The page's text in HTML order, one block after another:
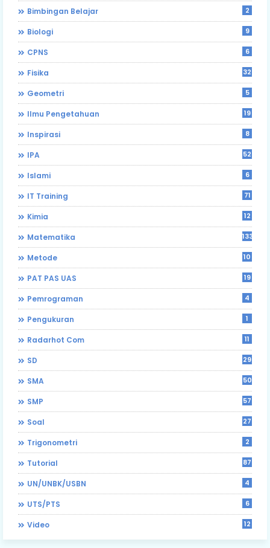
Bimbingan Belajar 2
Biologi 9
CPNS 6
Fisika 32
Geometri 5
Ilmu Pengetahuan 19
Inspirasi 8
IPA 52
Islami 6
IT Training 71
Kimia 12
Matematika 133
Metode 10
PAT PAS UAS 19
Pemrograman 4
Pengukuran 1
Radarhot Com 11
SD 29
SMA 50
SMP 57
Soal 27
Trigonometri 2
Tutorial 87
UN/UNBK/USBN 4
UTS/PTS 6
Video 12